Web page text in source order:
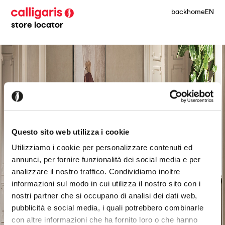
Questo sito web utilizza i cookie
Utilizziamo i cookie per personalizzare contenuti ed
annunci, per fornire funzionalità dei social media e per
analizzare il nostro traffico. Condividiamo inoltre
informazioni sul modo in cui utilizza il nostro sito con i
nostri partner che si occupano di analisi dei dati web,
pubblicità e social media, i quali potrebbero combinarle
con altre informazioni che ha fornito loro o che hanno
store locator
backhomeEN